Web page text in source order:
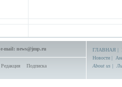
e-mail: news@jmp.ru
Редакция Подписка
ГЛАВНАЯ |
Новости |
About us |